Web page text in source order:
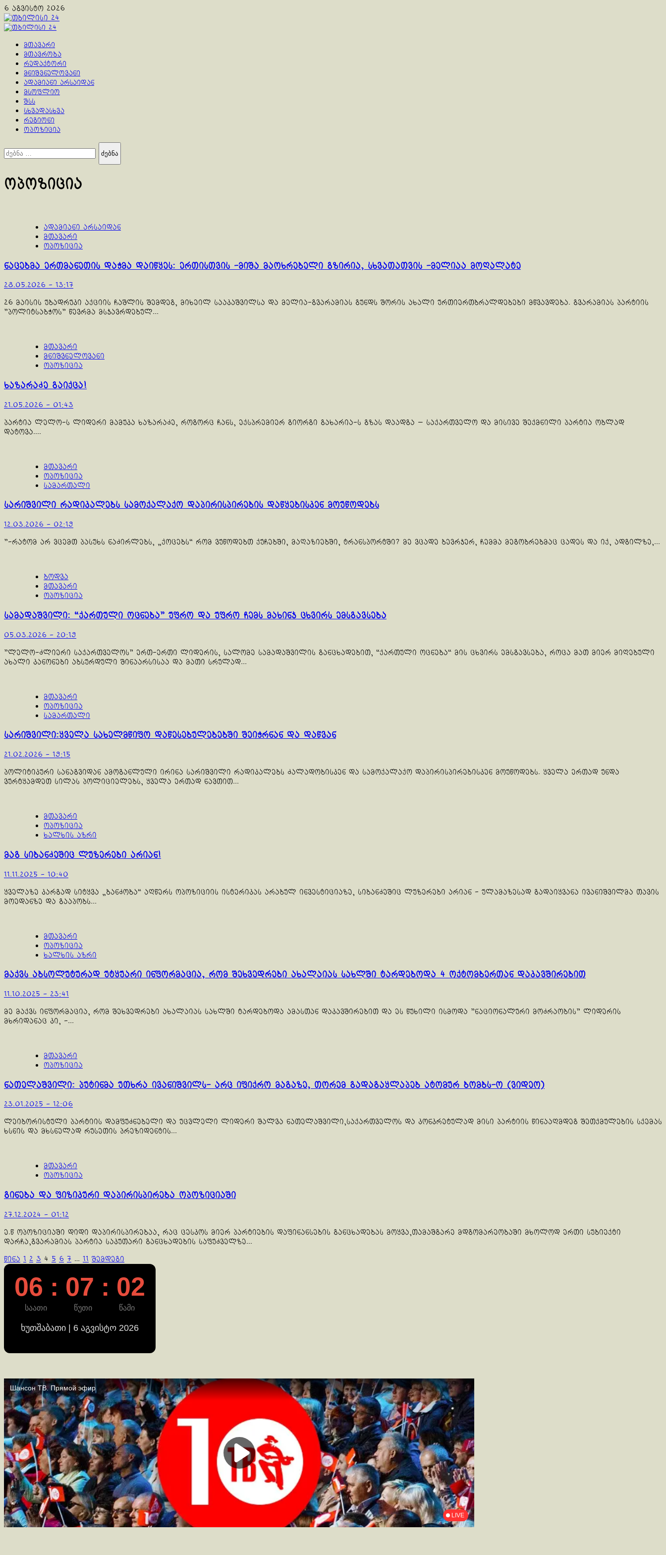
Skip
to
content
6 აგვისტო 2026
Primary
მთავარი
მთავრობა
რედაქტორი
მნიშვნელოვანი
ადამიანი არსაიდან
მსოფლიო
შსს
სხვადასხვა
რეგიონი
ოპოზიცია
ძებნა:
ოპოზიცია
ადამიანი არსაიდან
მთავარი
ოპოზიცია
ნაცებმა ერთმანეთის დაჭმა დაიწყეს: ერთისთვის -მიშა მაოხრებელი გზირია, სხვათათვის -მელიაა მოღალატე
28.05.2026 - 13:17
26 მაისის უბადრუკი აქციის ჩაშლის შემდეგ, მიხეილ სააკაშვილსა და მელია-გვარამიას გუნდს შორის ახალი ურთიერთბრალდებები მწვავდება. გვარამიას პარტიის
"პოლიტსაბჭოს" წევრმა მსჯავრდებულ...
მთავარი
მნიშვნელოვანი
ოპოზიცია
ხაზარაძე გაიქცა!
21.05.2026 - 01:43
პარტია ლელო-ს ლიდერი მამუკა ხაზარაძე, როგორც ჩანს, ექსპრემიერ გიორგი გახარია-ს გზას დაადგა — საქართველო და მისივე შექმნილი პარტია ობლად
დატოვა....
მთავარი
ოპოზიცია
სამართალი
სარიშვილი რადიკალებს სამოქალაქო დაპირისპირების დაწყებისკენ მოუწოდებს
12.03.2026 - 02:19
"-რატომ არ ვცემთ პასუხს ნაძირლებს, „ქოცებს“ რომ ვუწოდებთ ქუჩებში, მაღაზიებში, ტრანსპორტში? მე ვცადე ბევრჯერ, ჩემმა მეგობრებმაც ცადეს და იქ, ადგილზე,...
ბოდვა
მთავარი
ოპოზიცია
სამადაშვილი: “ქართული ოცნება” უფრო და უფრო ჩემს მახინჯ ცხვირს ემსგავსება
05.03.2026 - 20:19
"ლელო-ძლიერი საქართველოს" ერთ-ერთი ლიდერის, სალომე სამადაშვილის განცხადებით, “ქართული ოცნება“ მის ცხვირს ემსგავსება, როცა მათ მიერ მიღებული
ახალი კანონები აბსურდული შინაარსისაა და მათი სრულად...
მთავარი
ოპოზიცია
სამართალი
სარიშვილი:ყველა სახელმწიფო დაწესებულებებში შეიჭრნან და დაწვან
21.02.2026 - 19:15
პოლიტიკური სანაგვიდან ამოგანლული ირინა სარიშვილი რადიკალებს ძალადობისკენ და სამოქალაქო დაპირისპირებისკენ მოუწოდებს. ყველა ერთად უნდა
ვურტყამდეთ სილას პოლიციელებს, ყველა ერთად ნავთით...
მთავარი
ოპოზიცია
ხალხის აზრი
მაგ სიბანძეშიც ლუზერები არიან!
11.11.2025 - 10:40
ყველაზე კარგად სიტყვა „ბანძობა“ აღწერს ოპოზიციის ისტერიკას არაბულ ინვესტიციაზე, სიბანძეშიც ლუზერები არიან - ულამაზესად გადაიყვანა ივანიშვილმა თავის
მოედანზე და გააპობს...
მთავარი
ოპოზიცია
ხალხის აზრი
მაქვს აბსოლუტურად უტყუარი ინფორმაცია, რომ შეხვედრები ახალაიას სახლში ტარდებოდა 4 ოქტომბერთან დაკავშირებით
11.10.2025 - 23:41
მე მაქვს ინფორმაცია, რომ შეხვედრები ახალაიას სახლში ტარდებოდა ამასთან დაკავშირებით და ეს წუხილი ისმოდა "ნაციონალური მოძრაობის" ლიდერის
მხრიდანაც კი, -...
მთავარი
ოპოზიცია
ნათელაშვილი: პუტინმა უთხრა ივანიშვილს- არც იფიქრო მაგაზე, თორემ გადაგაყლაპებ ატომურ ბომბს-ო (ვიდეო)
23.01.2025 - 12:06
ლეიბორისტული პარტიის დამფუძნებელი და უცვლელი ლიდერი შალვა ნათელაშვილი,საქართველოს და კონკრეტულად მისი პარტიის წინააღმდეგ შეთქმულების სქემას
ხსნის და მხსნელად რუსეთის პრეზიდენტის...
მთავარი
ოპოზიცია
გინება და ფიზიკური დაპირისპირება ოპოზიციაში
27.12.2024 - 01:12
ე.წ ოპოზიციაში დიდი დაპირისპირებაა, რაც ცესკოს მიერ პარტიების დაფინანსების განცხადებას მოყვა,თამაშგარე მდგომარეობაში მხოლოდ ერთი სუბიექტი
დარჩა,გვარამიას პარტია საკუთარი განცხადების საფუძველზე...
ჩანაწერების
გვერდებათ
დაშლა
წინა 1 2 3 4 5 6 7 … 11 შემდეგი
06 : 07 : 03
საათი წუთი წამი
ხუთშაბათი | 6 აგვისტო 2026